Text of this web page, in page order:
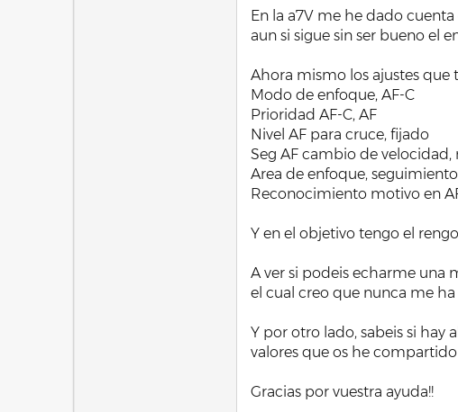
En la a7V me he dado
aun si sigue sin ser bueno el
Ahora mismo los ajustes que
Modo de enfoque, AF-C
Prioridad AF-C, AF
Nivel AF para cruce, fijado
Seg AF cambio de velocidad,
Area de enfoque,
Reconocimiento motivo en
Y en el objetivo tengo el
A ver si podeis echarme una
el cual creo que nunca me
Y por otro lado, sabeis si hay
valores que os he
Gracias por vuestra ayuda!!